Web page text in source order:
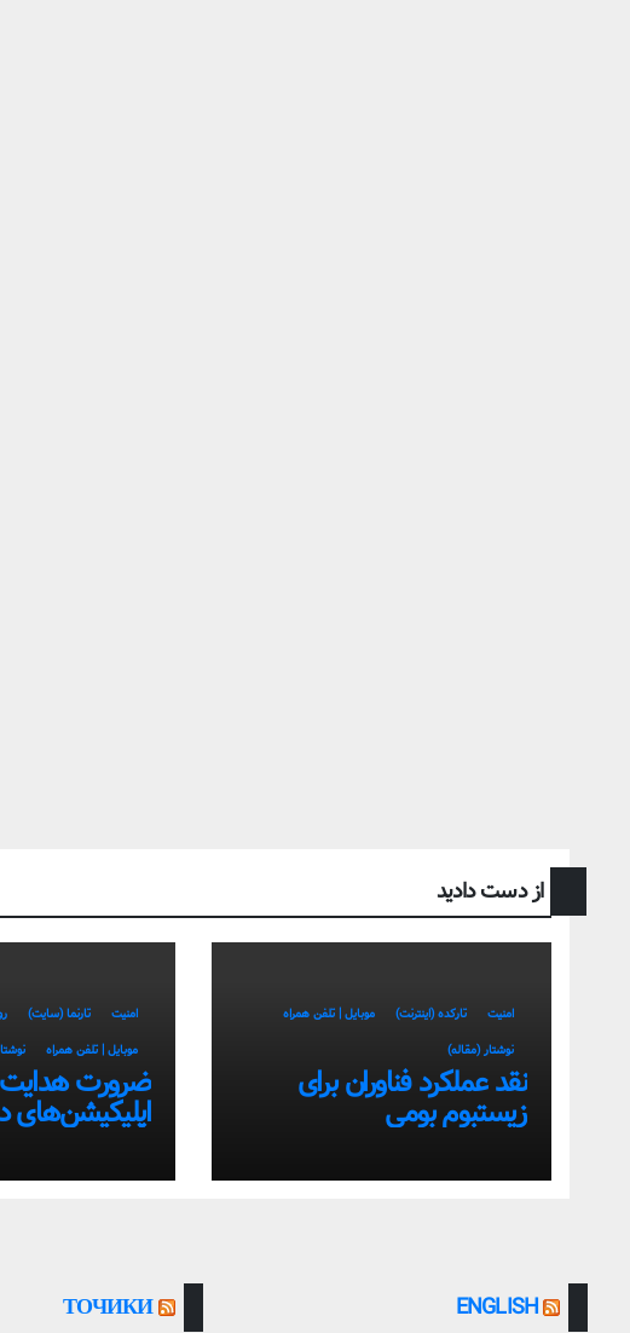
از دست دادید
امنیت تارکده (اینترنت)
موبایل | تلفن همراه
نوشتار (مقاله)
نقد عملکرد فناوران برای
زیستبوم بومی
امنیت تارنما (سایت)
موبایل | تلفن همراه
ضرورت هدایت
اپلیکیشن‌های
سمت استفاده
بومی
ENGLISH
ТОЧИКИ